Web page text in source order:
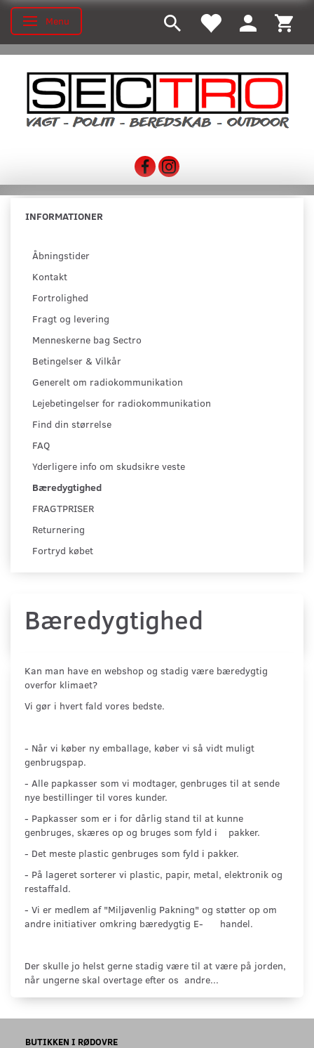
Skifte navigation
Menu
INFORMATIONER
Åbningstider
Kontakt
Fortrolighed
Fragt og levering
Menneskerne bag Sectro
Betingelser & Vilkår
Generelt om radiokommunikation
Lejebetingelser for radiokommunikation
Find din størrelse
FAQ
Yderligere info om skudsikre veste
Bæredygtighed
FRAGTPRISER
Returnering
Fortryd købet
Bæredygtighed
Kan man have en webshop og stadig være bæredygtig
overfor klimaet?
Vi gør i hvert fald vores bedste.
- Når vi køber ny emballage, køber vi så vidt muligt
genbrugspap.
- Alle papkasser som vi modtager, genbruges til at sende
nye bestillinger til vores kunder.
- Papkasser som er i for dårlig stand til at kunne
genbruges, skæres op og bruges som fyld i pakker.
- Det meste plastic genbruges som fyld i pakker.
- På lageret sorterer vi plastic, papir, metal, elektronik og
restaffald.
- Vi er medlem af "Miljøvenlig Pakning" og støtter op om
andre initiativer omkring bæredygtig E- handel.
Der skulle jo helst gerne stadig være til at være på jorden,
når ungerne skal overtage efter os andre...
BUTIKKEN I RØDOVRE